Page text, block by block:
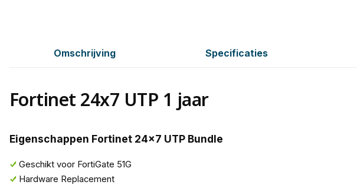
Omschrijving Specificaties
Fortinet 24x7 UTP 1 jaar
Eigenschappen Fortinet 24x7 UTP Bundle
Geschikt voor FortiGate 51G
Hardware Replacement